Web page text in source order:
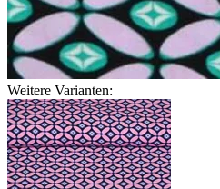
Weitere Varianten: